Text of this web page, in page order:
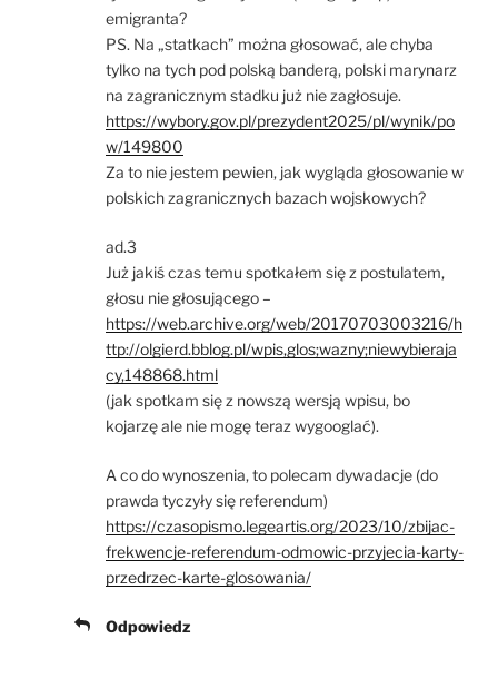
emigranta?
PS. Na „statkach” można głosować, ale chyba
tylko na tych pod polską banderą, polski marynarz
na zagranicznym stadku już nie zagłosuje.
https://wybory.gov.pl/prezydent2025/pl/wynik/po
w/149800
Za to nie jestem pewien, jak wygląda głosowanie w
polskich zagranicznych bazach wojskowych?
ad.3
Już jakiś czas temu spotkałem się z postulatem,
głosu nie głosującego –
https://web.archive.org/web/20170703003216/h
ttp://olgierd.bblog.pl/wpis,glos;wazny;niewybieraja
cy,148868.html
(jak spotkam się z nowszą wersją wpisu, bo
kojarzę ale nie mogę teraz wygooglać).
A co do wynoszenia, to polecam dywadacje (do
prawda tyczyły się referendum)
https://czasopismo.legeartis.org/2023/10/zbijac-
frekwencje-referendum-odmowic-przyjecia-karty-
przedrzec-karte-glosowania/
Odpowiedz